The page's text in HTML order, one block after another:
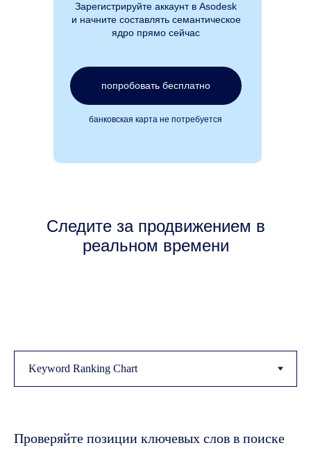
попробовать бесплатно
Зарегистрируйте аккаунт в Asodesk
и начните составлять семантическое
ядро прямо сейчас
банковская карта не потребуется
Следите за продвижением в
реальном времени
Проверяйте позиции ключевых слов в поиске